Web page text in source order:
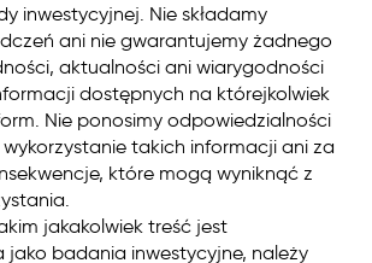
inwestycyjnej. Nie składamy
ani nie gwarantujemy żadnego
aktualności ani wiarygodności
dostępnych na którejkolwiek
Nie ponosimy odpowiedzialności
takich informacji ani za
które mogą wyniknąć z
jakakolwiek treść jest
jako badania inwestycyjne, należy